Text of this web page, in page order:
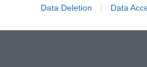
Data Deletion Data